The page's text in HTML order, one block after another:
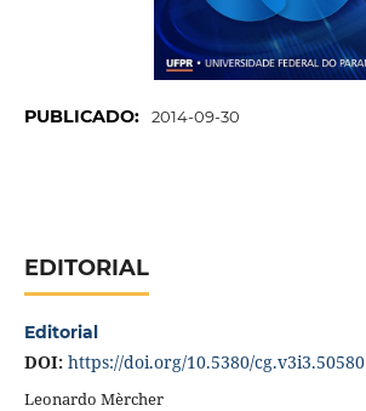
PUBLICADO: 2014-09-30
EDITORIAL
Editorial
DOI: https://doi.org/10.5380/cg.v3i3.50580
Leonardo Mèrcher